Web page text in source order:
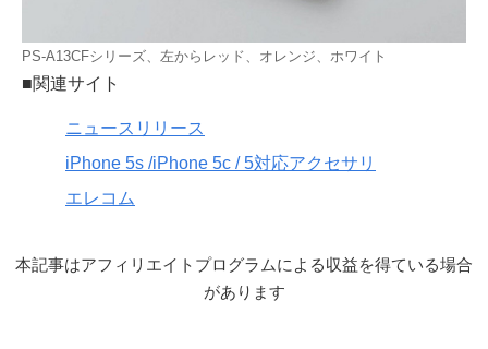
PS-A13CFシリーズ、左からレッド、オレンジ、ホワイト
■関連サイト
ニュースリリース
iPhone 5s /iPhone 5c / 5対応アクセサリ
エレコム
本記事はアフィリエイトプログラムによる収益を得ている場合
があります